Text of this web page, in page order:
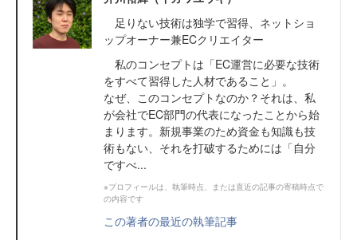
足りない技術は独学で習得、ネットショ
ップオーナー兼ECクリエイター
私のコンセプトは「EC運営に必要な技術
をすべて習得した人材であること」。
なぜ、このコンセプトなのか？それは、私
が会社でEC部門の代表になったことから始
まります。新規事業のため資金も知識も技
術もない、それを打破するためには「自分
ですべ...
※プロフィールは、執筆時点、または直近の記事の寄稿時点で
の内容です
この著者の最近の執筆記事